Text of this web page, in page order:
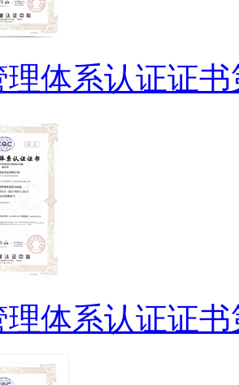
理体系认证证书
理体系认证证书